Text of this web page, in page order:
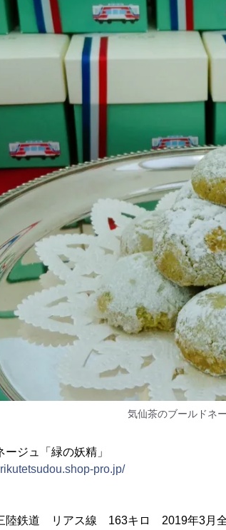
気仙茶のブールドネ
ージュ「緑の妖精」
pro.jp/
陸鉄道 リアス線 163キロ 2019年3月